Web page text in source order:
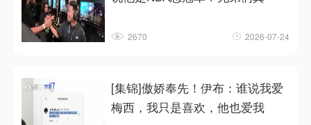
2670 2026-07-24
[集锦]傲娇奉先！伊布：谁说我爱
梅西，我只是喜欢，他也爱我